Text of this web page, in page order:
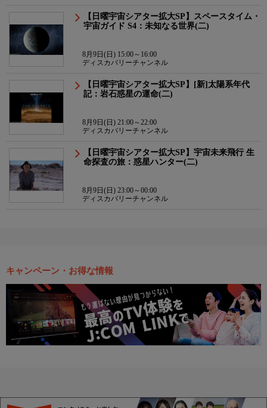
【日曜宇宙シアター拡大SP】スペースタイム・
宇宙ガイド S4：未知なる世界(二)
8月9日(日) 15:00～16:00
ディスカバリーチャンネル
【日曜宇宙シアター拡大SP】[新]太陽系年代
記：岩石惑星の運命(二)
8月9日(日) 21:00～22:00
ディスカバリーチャンネル
【日曜宇宙シアター拡大SP】宇宙未来飛行 生
命探査の旅：惑星ハンター(二)
8月9日(日) 23:00～00:00
ディスカバリーチャンネル
キャンペーン・お得な情報